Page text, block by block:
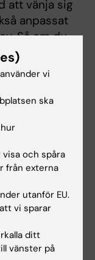
att vänja sig
anpassat
Så om du
du
stöta
och en
person.
utsedd
för
fler
vi
ska
och spåra
från externa
utanför EU.
vi sparar
ditt
vänster på